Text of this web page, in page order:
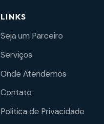
LINKS
Seja um Parceiro
Serviços
Onde Atendemos
Contato
Política de Privacidade